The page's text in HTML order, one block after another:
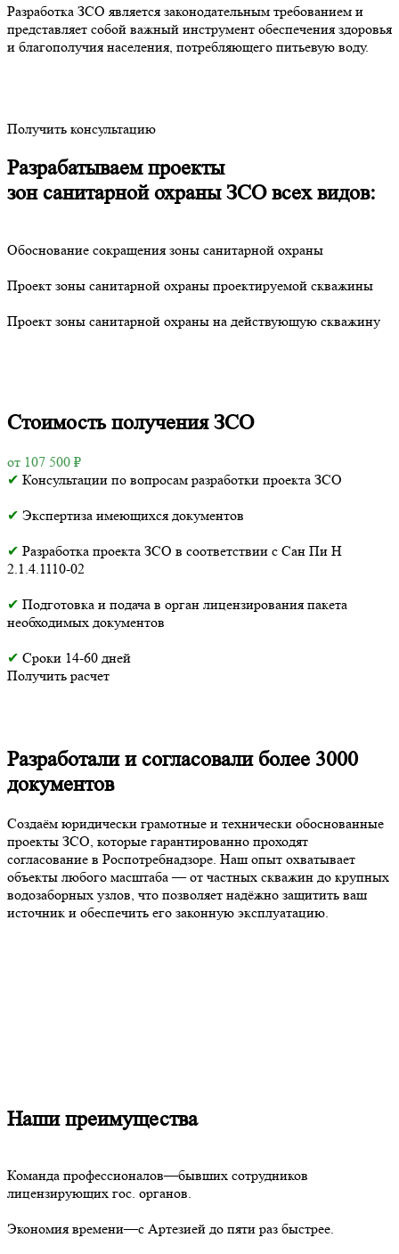
Разработка ЗСО является законодательным требованием и
представляет собой важный инструмент обеспечения здоровья
и благополучия населения, потребляющего питьевую воду.
Получить консультацию
Разрабатываем проекты
зон санитарной охраны ЗСО всех видов:
Обоснование сокращения зоны санитарной охраны
Проект зоны санитарной охраны проектируемой скважины
Проект зоны санитарной охраны на действующую скважину
Стоимость получения ЗСО
от 107 500 ₽
✔ Консультации по вопросам разработки проекта ЗСО
✔ Экспертиза имеющихся документов
✔ Разработка проекта ЗСО в соответствии с Сан Пи Н
2.1.4.1110-02
✔ Подготовка и подача в орган лицензирования пакета
необходимых документов
✔ Сроки 14-60 дней
Получить расчет
Разработали и согласовали более 3000
документов
Создаём юридически грамотные и технически обоснованные
проекты ЗСО, которые гарантированно проходят
согласование в Роспотребнадзоре. Наш опыт охватывает
объекты любого масштаба — от частных скважин до крупных
водозаборных узлов, что позволяет надёжно защитить ваш
источник и обеспечить его законную эксплуатацию.
Наши преимущества
Команда профессионалов—бывших сотрудников
лицензирующих гос. органов.
Экономия времени—с Артезией до пяти раз быстрее.